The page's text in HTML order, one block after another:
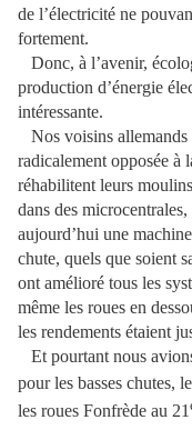
de l’électricité ne
fortement.
Donc, à l’avenir,
production d’énergie
intéressante.
Nos voisins
radicalement opposée
réhabilitent leurs
dans des
aujourd’hui une
chute, quels que soient
ont amélioré tous les
même les roues en
les rendements étaient
Et pourtant nous
pour les basses chutes,
les roues Fonfrède au 21